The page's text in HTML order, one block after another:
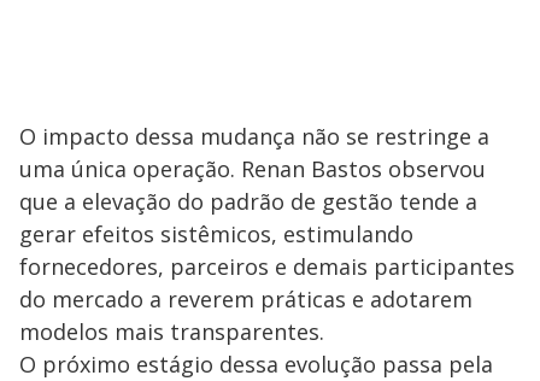
O impacto dessa mudança não se restringe a
uma única operação. Renan Bastos observou
que a elevação do padrão de gestão tende a
gerar efeitos sistêmicos, estimulando
fornecedores, parceiros e demais participantes
do mercado a reverem práticas e adotarem
modelos mais transparentes.
O próximo estágio dessa evolução passa pela